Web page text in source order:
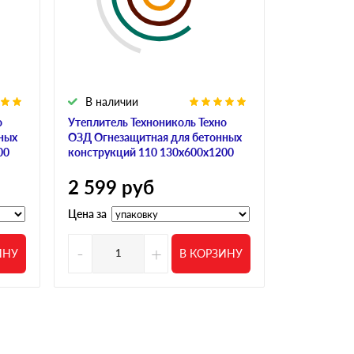
Утеплитель Технониколь Техно
ОЗД Огнезащитная для бетонных
конструкций 110 130х600х1200
В наличии
2 599 руб
Цена за
- + В КОРЗИНУ